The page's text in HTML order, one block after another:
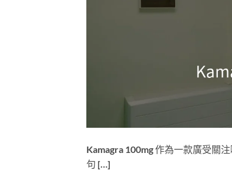
Kamagra 100mg 作為一款廣受關
句 […]